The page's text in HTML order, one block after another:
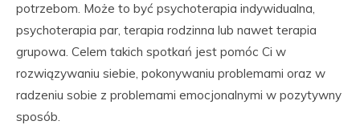
potrzebom. Może to być psychoterapia indywidualna,
psychoterapia par, terapia rodzinna lub nawet terapia
grupowa. Celem takich spotkań jest pomóc Ci w
rozwiązywaniu siebie, pokonywaniu problemami oraz w
radzeniu sobie z problemami emocjonalnymi w pozytywny
sposób.